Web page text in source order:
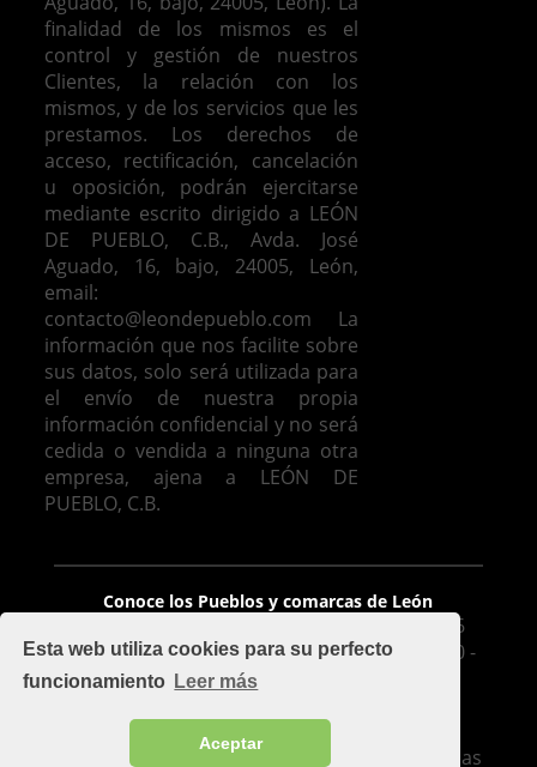
Esta web utiliza cookies para su perfecto
funcionamiento Leer más
Aceptar
finalidad de los mismos es el
control y gestión de nuestros
Clientes, la relación con los
mismos, y de los servicios que les
prestamos.
Los derechos de
acceso, rectificación, cancelación
u oposición, podrán ejercitarse
mediante escrito dirigido a LEÓN
DE PUEBLO, C.B., Avda. José
Aguado, 16, bajo, 24005, León,
email:
contacto@leondepueblo.com
La
información que nos facilite sobre
sus datos, solo será utilizada para
el envío de nuestra propia
información confidencial y no será
cedida o vendida a ninguna otra
empresa, ajena a LEÓN DE
PUEBLO, C.B.
Conoce los Pueblos y comarcas de León
León De Pueblo, C.B. - Avda. José Aguado 16
Bajo, 24005, León - mapa - Móvil: 626 425 510 -
Oficina: 987 100 977 - Fax 987 209 283
Implementado por
Cuadruple.com
Soluciones de diseño de páginas web y Tiendas